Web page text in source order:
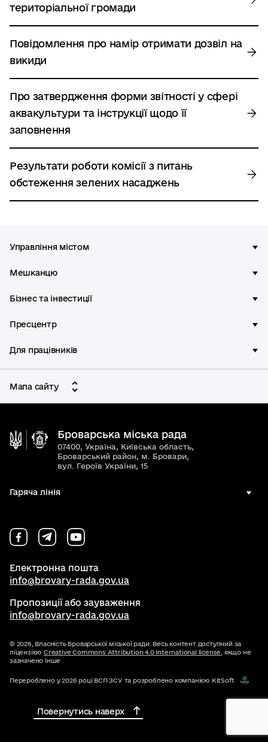
територіальної громади
Повідомлення про намір отримати дозвіл на
викиди
Про затвердження форми звітності у сфері
аквакультури та інструкції щодо її
заповнення
Результати роботи комісії з питань
обстеження зелених насаджень
Управління містом
Мешканцю
Бізнес та інвестиції
Пресцентр
Для працівників
Мапа сайту
Броварська міська рада
07400, Україна, Київська область,
Броварський район, м. Бровари,
вул. Героїв України, 15
Гаряча лінія
Електронна пошта
info@brovary-rada.gov.ua
Пропозиції або зауваження
info@brovary-rada.gov.ua
© 2026, Власність Броварської міської ради. Весь контент доступний за
ліцензією Creative Commons Attribution 4.0 International license , якщо не
зазначено інше
Перероблено у 2026 році ВСП ЗСУ та розроблено компанією KitSoft
Повернутись наверх